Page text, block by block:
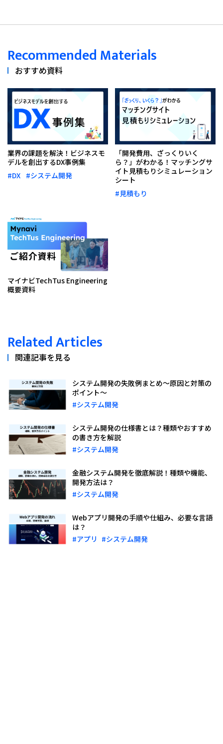
Recommended Materials
おすすめ資料
業界の課題を解決！ビジネスモ
デルを創出するDX事例集
#DX #システム開発
「開発費用、ざっくりいく
ら？」がわかる！マッチングサ
イト見積もりシミュレーション
シート
#見積もり
マイナビTechTus Engineering
概要資料
Related Articles
関連記事を見る
システム開発の失敗例まとめ～原因と対策の
ポイント～
#システム開発
システム開発の仕様書とは？種類やおすすめ
の書き方を解説
#システム開発
金融システム開発を徹底解説！種類や機能、
開発方法は？
#システム開発
Webアプリ開発の手順や仕組み、必要な言語
は？
#アプリ #システム開発